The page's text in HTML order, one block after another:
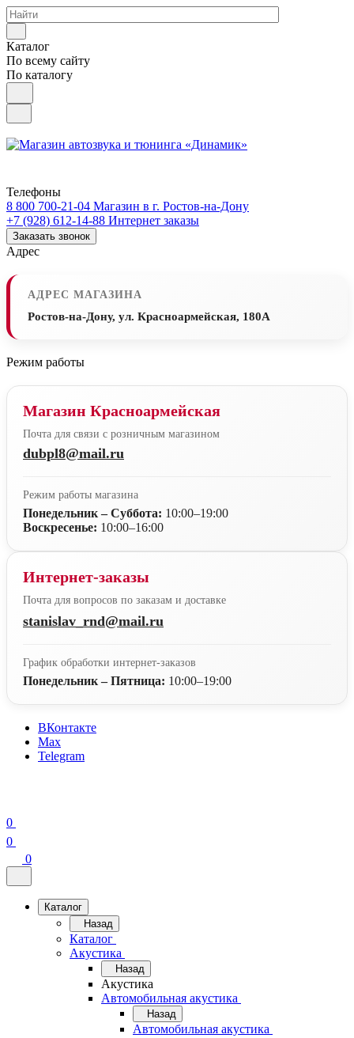
Каталог
По всему сайту
По каталогу
Телефоны
8 800 700-21-04 Магазин в г. Ростов-на-Дону
+7 (928) 612-14-88 Интернет заказы
Заказать звонок
Адрес
АДРЕС МАГАЗИНА
Ростов-на-Дону, ул. Красноармейская, 180А
Режим работы
Магазин Красноармейская
Почта для связи с розничным магазином
dubpl8@mail.ru
Режим работы магазина
Понедельник – Суббота: 10:00–19:00
Воскресенье: 10:00–16:00
Интернет-заказы
Почта для вопросов по заказам и доставке
stanislav_rnd@mail.ru
График обработки интернет-заказов
Понедельник – Пятница: 10:00–19:00
ВКонтакте
Max
Telegram
0
0
0
Каталог
Назад
Каталог
Акустика
Назад
Акустика
Автомобильная акустика
Назад
Автомобильная акустика